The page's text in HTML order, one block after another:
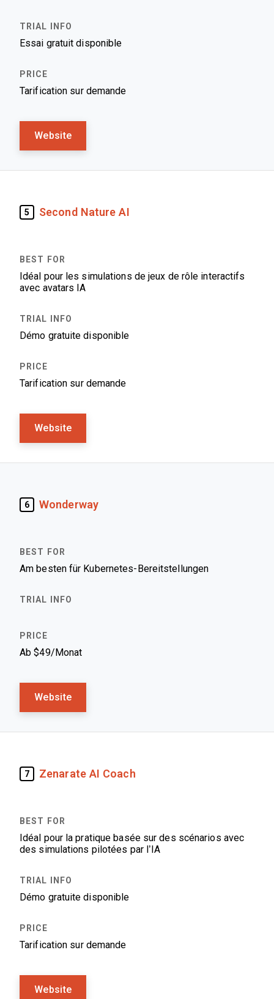
Essai gratuit disponible
Tarification sur demande
Website
5 Second Nature AI
Idéal pour les simulations de jeux de rôle interactifs
avec avatars IA
Démo gratuite disponible
Tarification sur demande
Website
6 Wonderway
Am besten für Kubernetes-Bereitstellungen
Ab $49/Monat
Website
7 Zenarate AI Coach
Idéal pour la pratique basée sur des scénarios avec
des simulations pilotées par l’IA
Démo gratuite disponible
Tarification sur demande
Website